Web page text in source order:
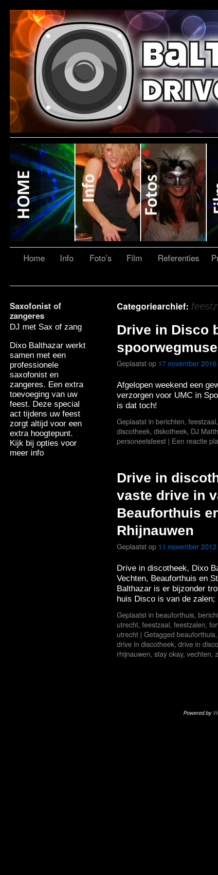
Home Info Foto’s Film Referenties
Saxofonist of
zangeres
DJ met Sax of zang
Dixo Balthazar werkt
samen met een
professionele
saxofonist en
zangeres. Een extra
toevoeging van uw
feest. Deze special
act tijdens uw feest
zorgt altijd voor een
extra hoogtepunt.
Kijk bij opties voor
meer info
Categoriearchief:
Drive in Disco
Geplaatst op 17 november 2016
Afgelopen weekend een
verzorgen voor UMC in
is dat toch!
Geplaatst in berichten, feestzaal
discotheek, diskotheek, DJ
personeelsfeest | Een reactie
Drive in
vaste drive in
Beauforthuis
Rhijnauwen
Geplaatst op 11 november 2012
Drive in discotheek, Dixo
Vechten, Beauforthuis en
Balthazar is er bijzonder
huis Disco is van de
Geplaatst in beauforthuis,
utrecht, feestzaal, feestzalen,
utrecht | Getagged beauforthuis
drive in discotheek, drive in
rhijnauwen, stay okay, vechten,
Powered by